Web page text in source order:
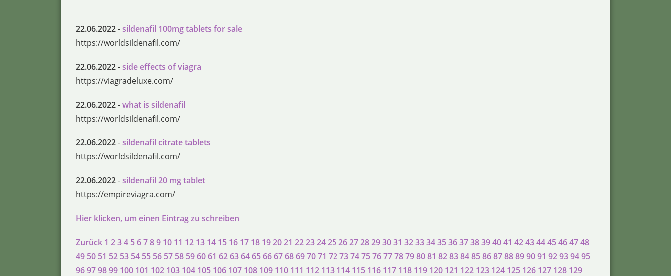
22.06.2022-sildenafil 100mg tablets for sale
https://worldsildenafil.com/
22.06.2022-side effects of viagra
https://viagradeluxe.com/
22.06.2022-what is sildenafil
https://worldsildenafil.com/
22.06.2022-sildenafil citrate tablets
https://worldsildenafil.com/
22.06.2022-sildenafil 20 mg tablet
https://empireviagra.com/
Hier klicken, um einen Eintrag zu schreiben
Zurück 1 234 56789 10 11 12 13 14 15 16 17 18 192021 22232425262728293031 32333435363738394041 42434445464748
49 50 51 52 53 54 55 56 57 58 596061 62636465666768697071 72737475767778798081 82838485868788899091 92939495
96979899 100 101 102 103 104 105 106 107 108 109 110 111 112 113 114 115 116 117 118 119 120 121 122 123 124 125 126 127 128 129